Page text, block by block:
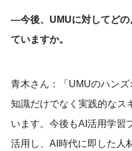
―今後、UMUに対してどの
ていますか。
青木さん：「UMUのハンズ
知識だけでなく実践的なス
います。今後もAI活用学習
活用し、AI時代に即した人